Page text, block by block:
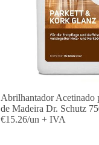
Abrilhantador Acetinado
de Madeira Dr. Schutz
€15.26/un + IVA